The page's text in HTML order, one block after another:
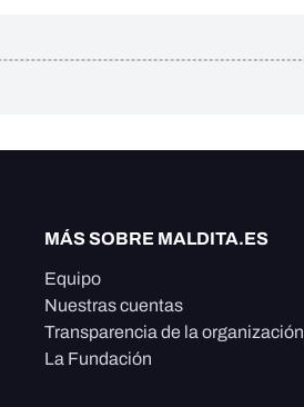
MÁS SOBRE MALDITA.ES
Equipo
Nuestras cuentas
Transparencia de la organización
La Fundación